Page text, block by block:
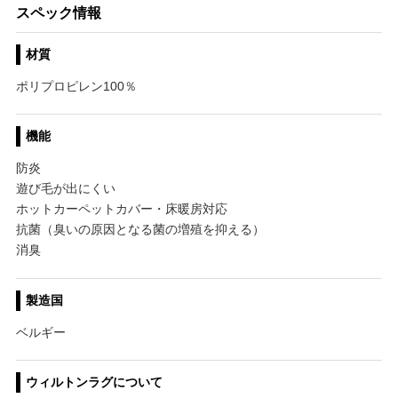
スペック情報
材質
ポリプロピレン100％
機能
防炎
遊び毛が出にくい
ホットカーペットカバー・床暖房対応
抗菌（臭いの原因となる菌の増殖を抑える）
消臭
製造国
ベルギー
ウィルトンラグについて